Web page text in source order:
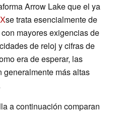
Arrow Lake que el ya
se trata esencialmente de
mayores exigencias de
de reloj y cifras de
era de esperar, las
generalmente más altas
a continuación comparan